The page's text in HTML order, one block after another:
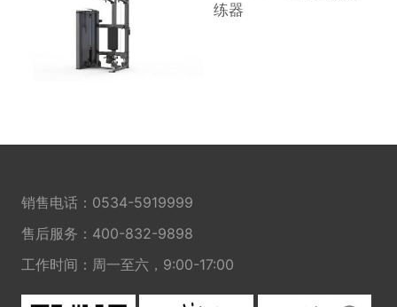
练器
销售电话： 0534-5919999
售后服务： 400-832-9898
工作时间：周一至六，9:00-17:00